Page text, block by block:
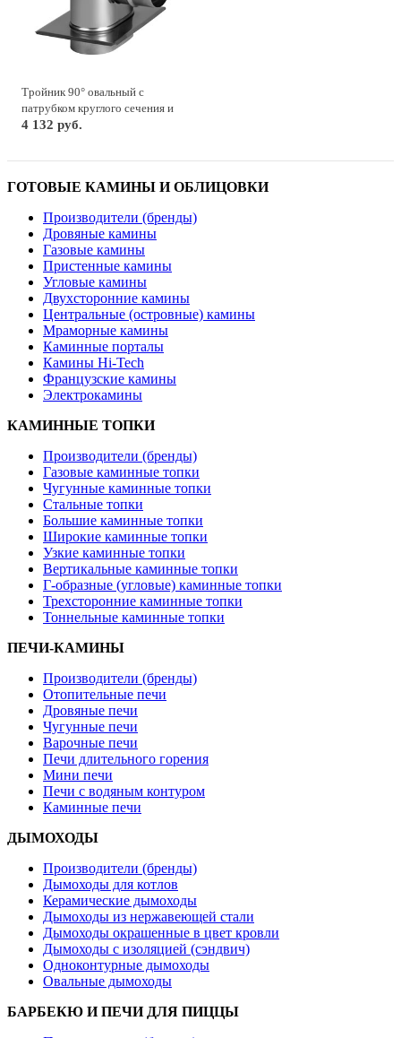
Тройник 90° овальный с
патрубком круглого сечения и
опорной пластиной
4 132 руб.
ГОТОВЫЕ КАМИНЫ И ОБЛИЦОВКИ
Производители (бренды)
Дровяные камины
Газовые камины
Пристенные камины
Угловые камины
Двухсторонние камины
Центральные (островные) камины
Мраморные камины
Каминные порталы
Камины Hi-Tech
Французские камины
Электрокамины
КАМИННЫЕ ТОПКИ
Производители (бренды)
Газовые каминные топки
Чугунные каминные топки
Стальные топки
Большие каминные топки
Широкие каминные топки
Узкие каминные топки
Вертикальные каминные топки
Г-образные (угловые) каминные топки
Трехсторонние каминные топки
Тоннельные каминные топки
ПЕЧИ-КАМИНЫ
Производители (бренды)
Отопительные печи
Дровяные печи
Чугунные печи
Варочные печи
Печи длительного горения
Мини печи
Печи с водяным контуром
Каминные печи
ДЫМОХОДЫ
Производители (бренды)
Дымоходы для котлов
Керамические дымоходы
Дымоходы из нержавеющей стали
Дымоходы окрашенные в цвет кровли
Дымоходы с изоляцией (сэндвич)
Одноконтурные дымоходы
Овальные дымоходы
БАРБЕКЮ И ПЕЧИ ДЛЯ ПИЦЦЫ